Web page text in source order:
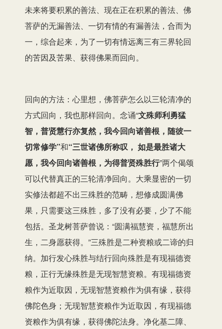
未来将要积累的善法、现在正在积累的善法、佛
菩萨的无漏善法、一切有情的有漏善法，合而为
一，综合起来，为了一切有情远离三有三界轮回
的苦因及苦果、获得佛果而回向。
回向的方法：心里想，佛菩萨怎么以三轮清净的
方式回向，我也那样回向。念诵“文殊师利勇猛
智，普贤慧行亦复然，我今回向诸善根，随彼一
切常修学”和“三世诸佛所称叹， 如是最胜诸大
愿，我今回向诸善根，为得普贤殊胜行”两个偈颂
可以代替真正的三轮清净回向。大乘显密的一切
实修法都超不出三殊胜的范畴，想修成圆满佛
果，只需要这三殊胜，多了没有必要，少了不能
包括。圣龙树菩萨曾说：“圆满福慧资，福慧所出
生，二身愿获得。”三殊胜是二种资粮或二谛的归
纳。加行发心殊胜与结行回向殊胜是有现福德资
粮，正行无缘殊胜是无现智慧资粮。有现福德资
粮作为近取因，无现智慧资粮作为俱有缘，获得
佛陀色身；无现智慧资粮作为近取因，有现福德
资粮作为俱有缘，获得佛陀法身。净化基二障、